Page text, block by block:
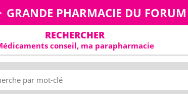
GRANDE PHARMACIE DU FORUM
RECHERCHER
conseil, ma parapharmacie